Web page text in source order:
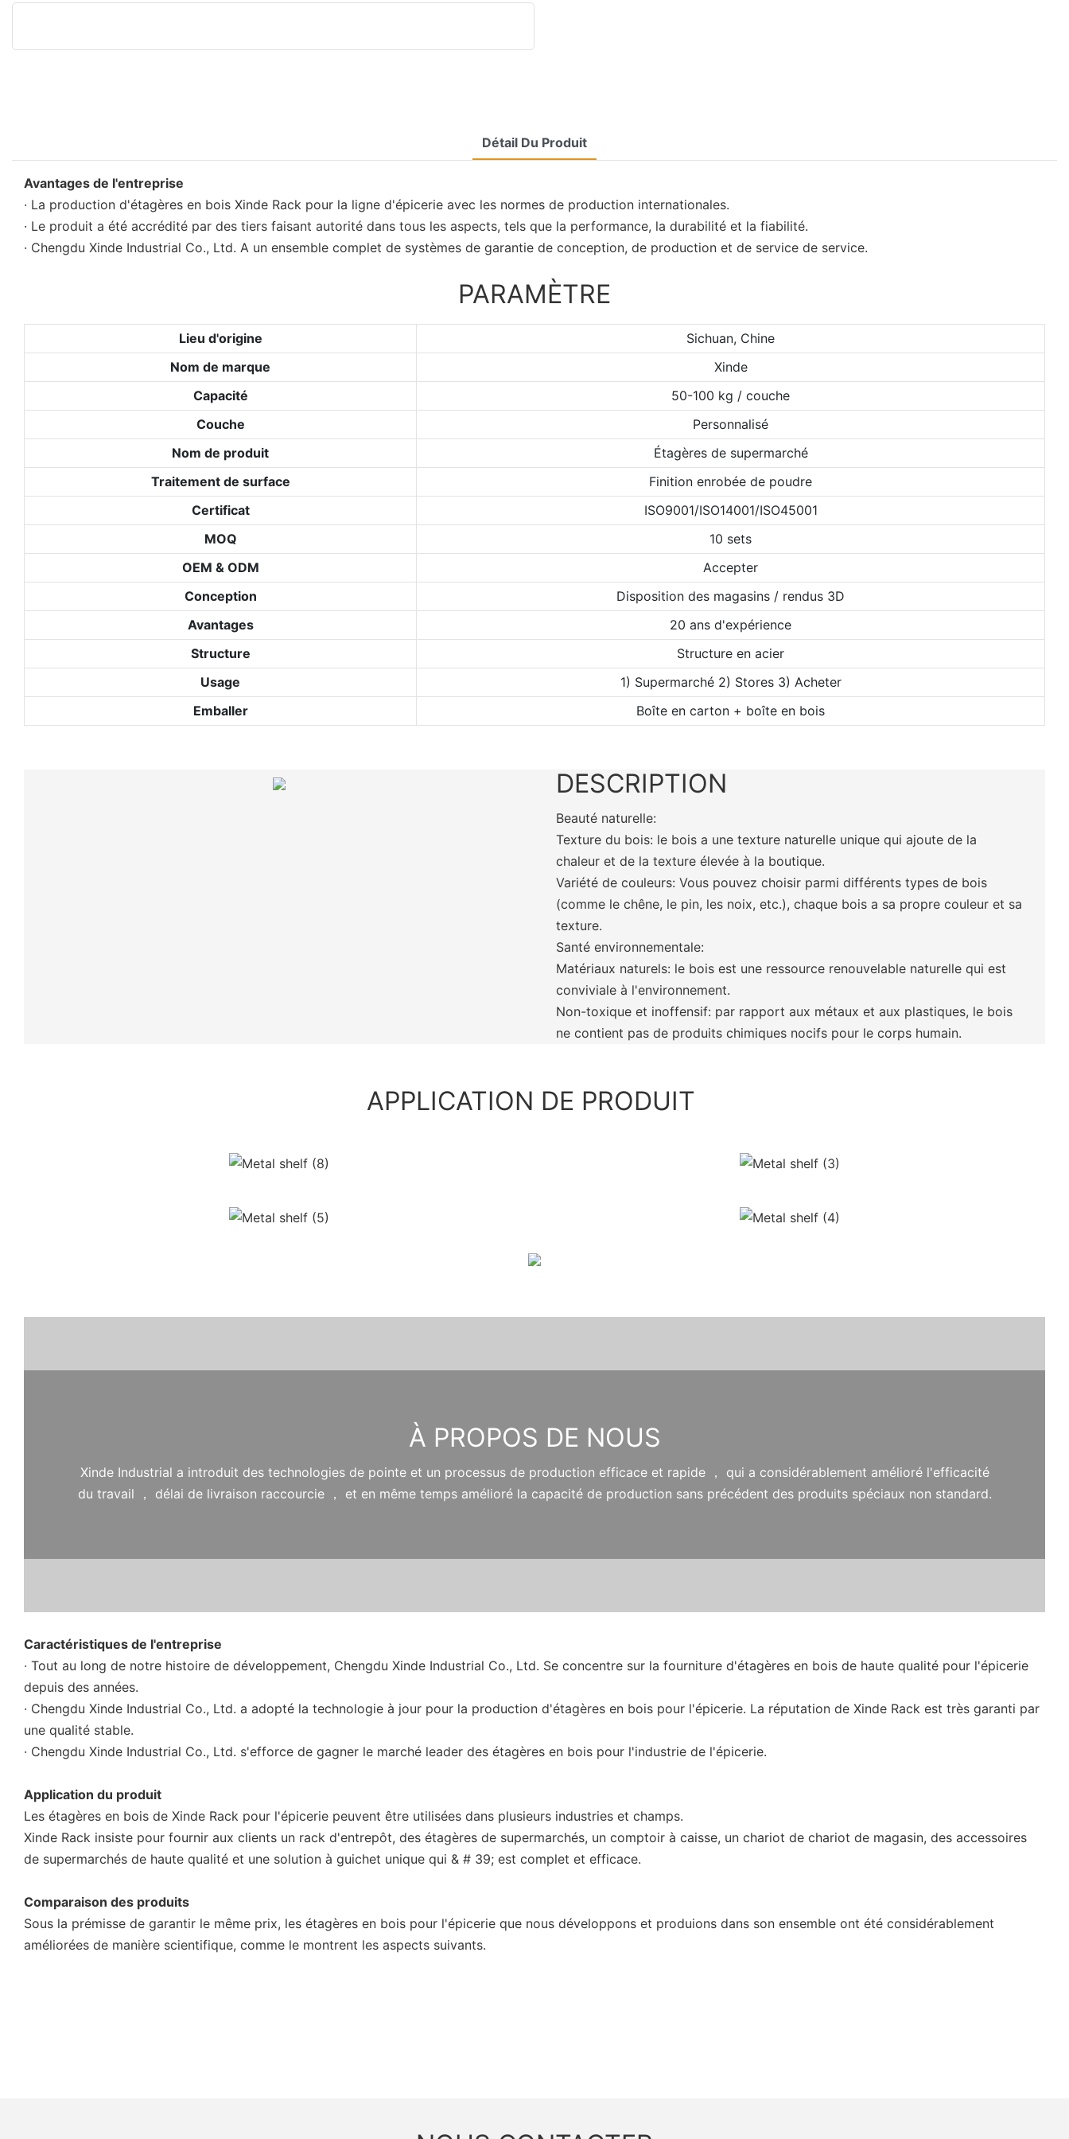
Détail Du Produit
Avantages de l'entreprise
· La production d'étagères en bois Xinde Rack pour la ligne d'épicerie avec les normes de production internationales.
· Le produit a été accrédité par des tiers faisant autorité dans tous les aspects, tels que la performance, la durabilité et la fiabilité.
· Chengdu Xinde Industrial Co., Ltd. A un ensemble complet de systèmes de garantie de conception, de production et de service de service.
PARAMÈTRE
Lieu d'origine
Sichuan, Chine
Nom de marque
Xinde
Capacité
50-100 kg / couche
Couche
Personnalisé
Nom de produit
Étagères de supermarché
Traitement de surface
Finition enrobée de poudre
Certificat
ISO9001/ISO14001/ISO45001
MOQ
10 sets
OEM & ODM
Accepter
Conception
Disposition des magasins / rendus 3D
Avantages
20 ans d'expérience
Structure
Structure en acier
Usage
1) Supermarché 2) Stores 3) Acheter
Emballer
Boîte en carton + boîte en bois
DESCRIPTION
Beauté naturelle:
Texture du bois: le bois a une texture naturelle unique qui ajoute de la
chaleur et de la texture élevée à la boutique.
Variété de couleurs: Vous pouvez choisir parmi différents types de bois
(comme le chêne, le pin, les noix, etc.), chaque bois a sa propre couleur et sa
texture.
Santé environnementale:
Matériaux naturels: le bois est une ressource renouvelable naturelle qui est
conviviale à l'environnement.
Non-toxique et inoffensif: par rapport aux métaux et aux plastiques, le bois
ne contient pas de produits chimiques nocifs pour le corps humain.
APPLICATION DE PRODUIT
À PROPOS DE NOUS
Xinde Industrial a introduit des technologies de pointe et un processus de production efficace et rapide ， qui a considérablement amélioré l'efficacité
du travail ， délai de livraison raccourcie ， et en même temps amélioré la capacité de production sans précédent des produits spéciaux non standard.
Caractéristiques de l'entreprise
· Tout au long de notre histoire de développement, Chengdu Xinde Industrial Co., Ltd. Se concentre sur la fourniture d'étagères en bois de haute qualité pour l'épicerie
depuis des années.
· Chengdu Xinde Industrial Co., Ltd. a adopté la technologie à jour pour la production d'étagères en bois pour l'épicerie. La réputation de Xinde Rack est très garanti par
une qualité stable.
· Chengdu Xinde Industrial Co., Ltd. s'efforce de gagner le marché leader des étagères en bois pour l'industrie de l'épicerie.
Application du produit
Les étagères en bois de Xinde Rack pour l'épicerie peuvent être utilisées dans plusieurs industries et champs.
Xinde Rack insiste pour fournir aux clients un rack d'entrepôt, des étagères de supermarchés, un comptoir à caisse, un chariot de chariot de magasin, des accessoires
de supermarchés de haute qualité et une solution à guichet unique qui & # 39; est complet et efficace.
Comparaison des produits
Sous la prémisse de garantir le même prix, les étagères en bois pour l'épicerie que nous développons et produions dans son ensemble ont été considérablement
améliorées de manière scientifique, comme le montrent les aspects suivants.